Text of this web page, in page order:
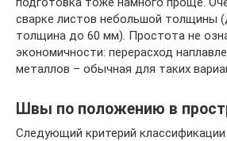
сварке листов небольшой толщины
толщина до 60 мм). Простота не
экономичности: перерасход
металлов – обычная для таких
Швы по положению в
Следующий критерий